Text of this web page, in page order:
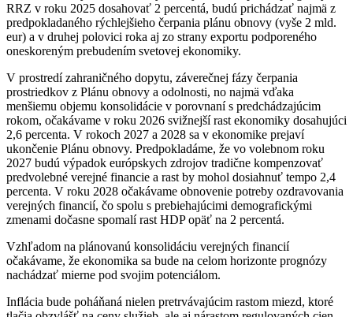
RRZ v roku 2025 dosahovať 2 percentá, budú prichádzať najmä z
predpokladaného rýchlejšieho čerpania plánu obnovy (vyše 2 mld.
eur) a v druhej polovici roka aj zo strany exportu podporeného
oneskoreným prebudením svetovej ekonomiky.
V prostredí zahraničného dopytu, záverečnej fázy čerpania
prostriedkov z Plánu obnovy a odolnosti, no najmä vďaka
menšiemu objemu konsolidácie v porovnaní s predchádzajúcim
rokom, očakávame v roku 2026 svižnejší rast ekonomiky dosahujúci
2,6 percenta. V rokoch 2027 a 2028 sa v ekonomike prejaví
ukončenie Plánu obnovy. Predpokladáme, že vo volebnom roku
2027 budú výpadok európskych zdrojov tradične kompenzovať
predvolebné verejné financie a rast by mohol dosiahnuť tempo 2,4
percenta. V roku 2028 očakávame obnovenie potreby ozdravovania
verejných financií, čo spolu s prebiehajúcimi demografickými
zmenami dočasne spomalí rast HDP opäť na 2 percentá.
Vzhľadom na plánovanú konsolidáciu verejných financií
očakávame, že ekonomika sa bude na celom horizonte prognózy
nachádzať mierne pod svojim potenciálom.
Inflácia bude poháňaná nielen pretrvávajúcim rastom miezd, ktoré